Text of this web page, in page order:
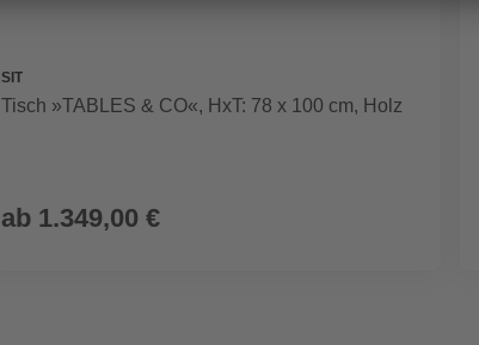
SIT
Tisch »TABLES & CO«, HxT: 78 x 100 cm, Holz
ab 1.349,00 €